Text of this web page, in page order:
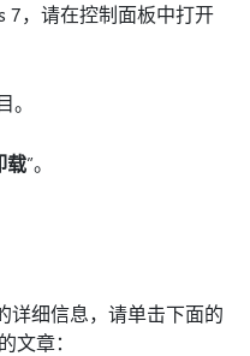
7，请在控制面板中打开
载”。
详细信息，请单击下面的
文章：